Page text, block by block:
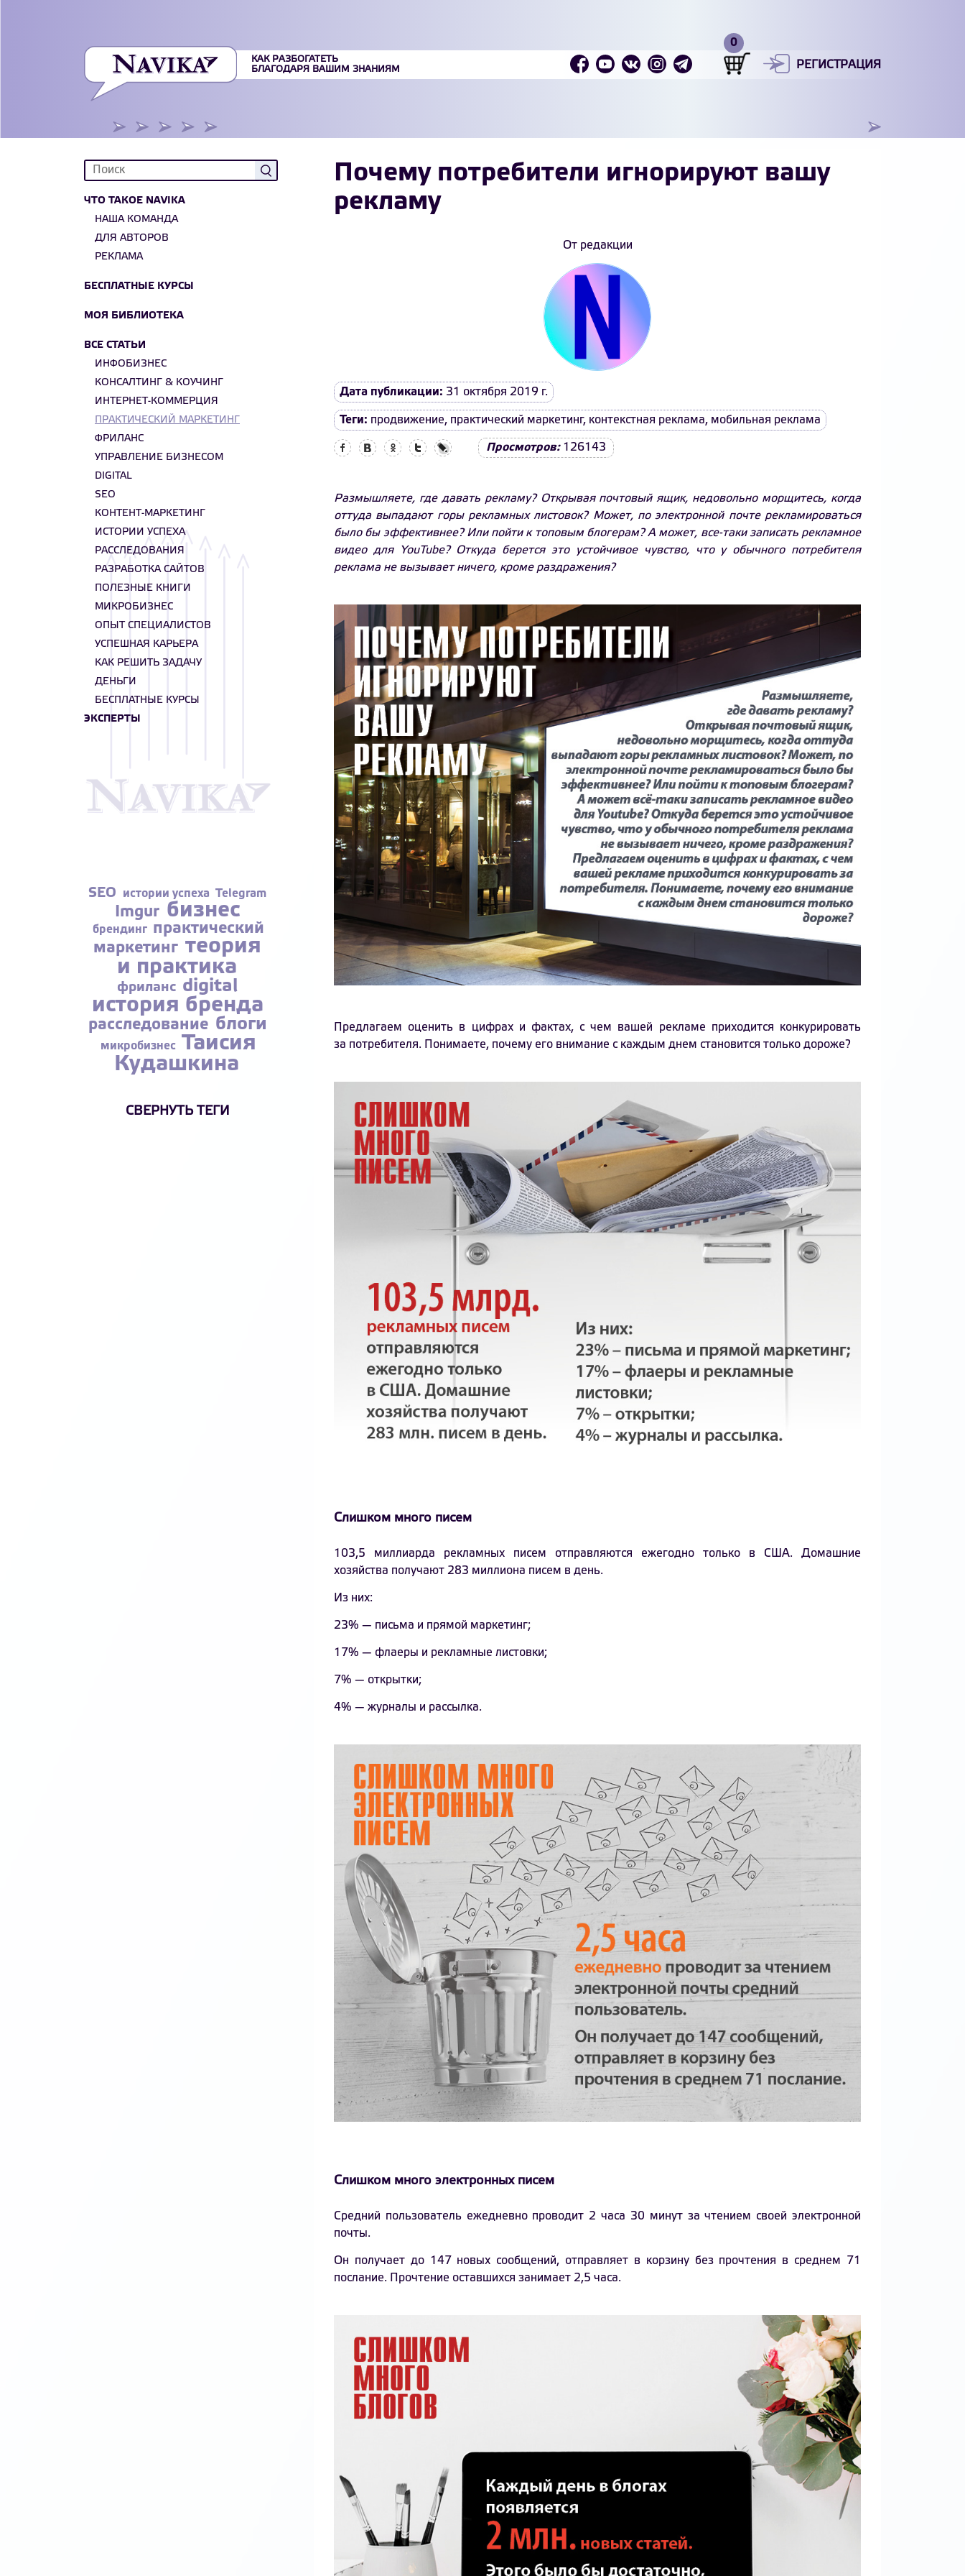
КАК РАЗБОГАТЕТЬ
БЛАГОДАРЯ ВАШИМ ЗНАНИЯМ
РЕГИСТРАЦИЯ
ЧТО ТАКОЕ NAVIKA
НАША КОМАНДА
ДЛЯ АВТОРОВ
РЕКЛАМА
БЕСПЛАТНЫЕ КУРСЫ
МОЯ БИБЛИОТЕКА
ВСЕ СТАТЬИ
ИНФОБИЗНЕС
КОНСАЛТИНГ & КОУЧИНГ
ИНТЕРНЕТ-КОММЕРЦИЯ
ПРАКТИЧЕСКИЙ МАРКЕТИНГ
ФРИЛАНС
УПРАВЛЕНИЕ БИЗНЕСОМ
DIGITAL
SEO
КОНТЕНТ-МАРКЕТИНГ
ИСТОРИИ УСПЕХА
РАССЛЕДОВАНИЯ
РАЗРАБОТКА САЙТОВ
ПОЛЕЗНЫЕ КНИГИ
МИКРОБИЗНЕС
ОПЫТ СПЕЦИАЛИСТОВ
УСПЕШНАЯ КАРЬЕРА
КАК РЕШИТЬ ЗАДАЧУ
ДЕНЬГИ
БЕСПЛАТНЫЕ КУРСЫ
ЭКСПЕРТЫ
SEO истории успеха Telegram
Imgur бизнес
брендинг практический
маркетинг теория
и практика
фриланс digital
история бренда
расследование блоги
микробизнес Таисия
Кудашкина
СВЕРНУТЬ ТЕГИ
Почему потребители игнорируют вашу
рекламу
От редакции
Дата публикации: 31 октября 2019 г.
Теги: продвижение, практический маркетинг, контекстная реклама, мобильная реклама
Просмотров:126143
Размышляете, где давать рекламу? Открывая почтовый ящик, недовольно морщитесь, когда
оттуда выпадают горы рекламных листовок? Может, по электронной почте рекламироваться
было бы эффективнее? Или пойти к топовым блогерам? А может, все-таки записать рекламное
видео для YouTube? Откуда берется это устойчивое чувство, что у обычного потребителя
реклама не вызывает ничего, кроме раздражения?
Предлагаем оценить в цифрах и фактах, с чем вашей рекламе приходится конкурировать
за потребителя. Понимаете, почему его внимание с каждым днем становится только дороже?
Слишком много писем
103,5 миллиарда рекламных писем отправляются ежегодно только в США. Домашние
хозяйства получают 283 миллиона писем в день.
Из них:
23% — письма и прямой маркетинг;
17% — флаеры и рекламные листовки;
7% — открытки;
4% — журналы и рассылка.
Слишком много электронных писем
Средний пользователь ежедневно проводит 2 часа 30 минут за чтением своей электронной
почты.
Он получает до 147 новых сообщений, отправляет в корзину без прочтения в среднем 71
послание. Прочтение оставшихся занимает 2,5 часа.